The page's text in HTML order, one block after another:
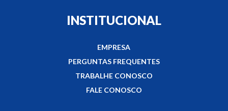
INSTITUCIONAL
EMPRESA
PERGUNTAS FREQUENTES
TRABALHE CONOSCO
FALE CONOSCO